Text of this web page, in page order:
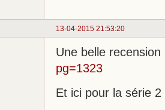
13-04-2015 21:53:20
Une belle
pg=1323
Et ici pour la série